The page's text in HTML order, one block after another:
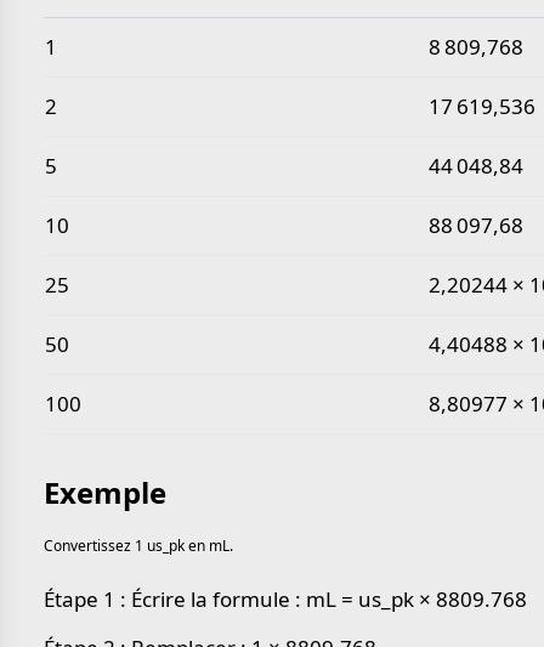
Valeurs courantes boisseau américain en millilitre
1 8 809,768
2 17 619,536
5 44 048,84
10 88 097,68
25 2,20244 ×
50 4,40488 ×
100 8,80977 ×
Exemple
Convertissez 1 us_pk en mL.
Étape 1 : Écrire la formule : mL = us_pk × 8809.768